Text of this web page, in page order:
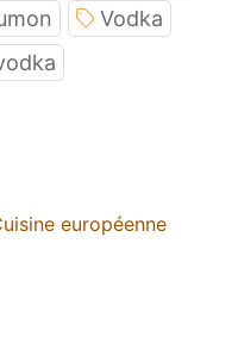
Vodka
européenne